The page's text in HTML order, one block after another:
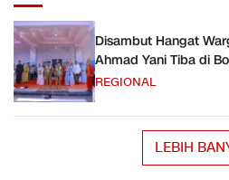
Disambut Hangat
Ahmad Yani Tiba di
REGIONAL
LEBIH